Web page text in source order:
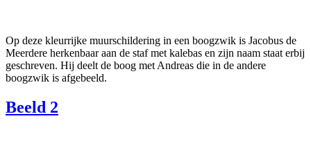
Op deze kleurrijke muurschildering in een boogzwik is Jacobus de
Meerdere herkenbaar aan de staf met kalebas en zijn naam staat erbij
geschreven. Hij deelt de boog met Andreas die in de andere
boogzwik is afgebeeld.
Beeld 2